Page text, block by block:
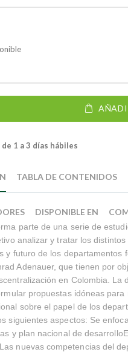
1 a 3 días hábiles
parte de una serie de
analizar y tratar los
y futuro de los
Adenauer, que tienen por
en Colombia.
propuestas idóneas
sobre el papel de los
siguientes aspectos: Se
y plan nacional de
nuevas competencias del
TABLA DE CONTENIDOS
DISPONIBLE EN